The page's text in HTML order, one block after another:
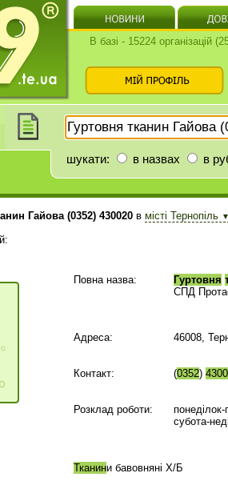
В базі - 15224 організацій
шукати: в назвах в
Гайова (0352) 430020 в місті Тернопіль
Повна назва:
Гуртовня
СПД
Адреса: 46008,
Контакт: (0352)
Розклад роботи:
субота-
Тканини бавовняні Х/Б